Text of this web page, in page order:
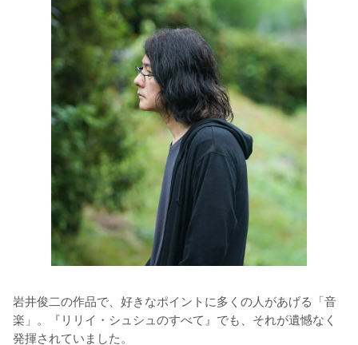
岩井俊二の作品で、好きなポイントに多くの人があげる「音
楽」。『リリイ・シュシュのすべて』でも、それが遺憾なく
発揮されていました。